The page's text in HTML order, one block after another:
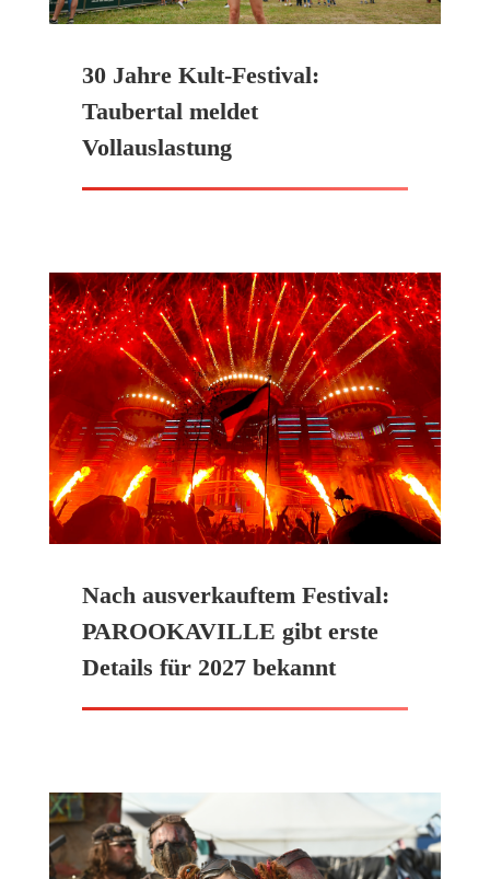
30 Jahre Kult-Festival:
Taubertal meldet
Vollauslastung
Nach ausverkauftem Festival:
PAROOKAVILLE gibt erste
Details für 2027 bekannt